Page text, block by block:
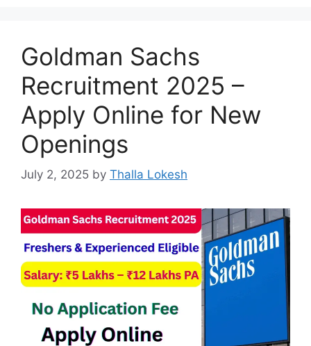
Goldman Sachs
Recruitment 2025 –
Apply Online for New
Openings
July 2, 2025 by Thalla Lokesh